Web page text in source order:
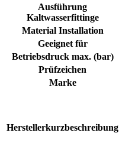
Ausführung
Kaltwasserfittinge
Material Installation
Geeignet für
Betriebsdruck max. (bar)
Prüfzeichen
Marke
Herstellerkurzbeschreibung